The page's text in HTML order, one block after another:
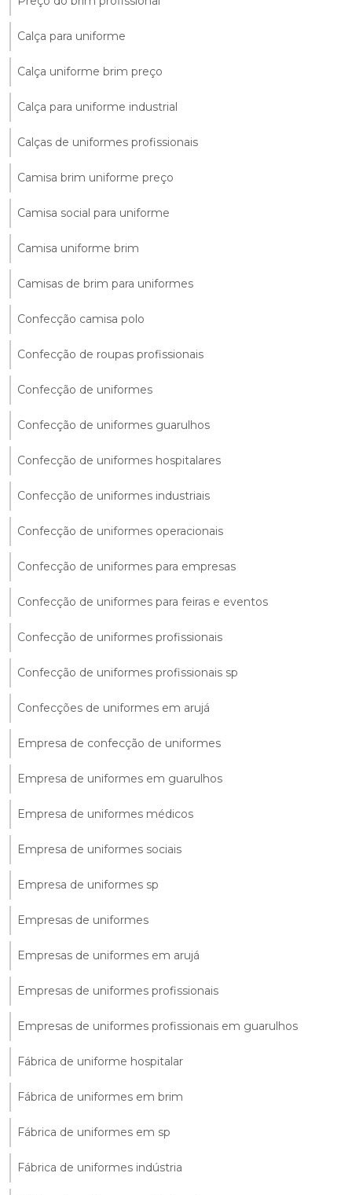
Calça para uniforme
Calça uniforme brim preço
Calça para uniforme industrial
Calças de uniformes profissionais
Camisa brim uniforme preço
Camisa social para uniforme
Camisa uniforme brim
Camisas de brim para uniformes
Confecção camisa polo
Confecção de roupas profissionais
Confecção de uniformes
Confecção de uniformes guarulhos
Confecção de uniformes hospitalares
Confecção de uniformes industriais
Confecção de uniformes operacionais
Confecção de uniformes para empresas
Confecção de uniformes para feiras e eventos
Confecção de uniformes profissionais
Confecção de uniformes profissionais sp
Confecções de uniformes em arujá
Empresa de confecção de uniformes
Empresa de uniformes em guarulhos
Empresa de uniformes médicos
Empresa de uniformes sociais
Empresa de uniformes sp
Empresas de uniformes
Empresas de uniformes em arujá
Empresas de uniformes profissionais
Empresas de uniformes profissionais em guarulhos
Fábrica de uniforme hospitalar
Fábrica de uniformes em brim
Fábrica de uniformes em sp
Fábrica de uniformes indústria